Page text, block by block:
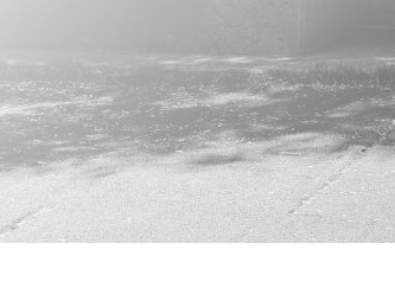
Dormitorios: 2
Escritorio: 1